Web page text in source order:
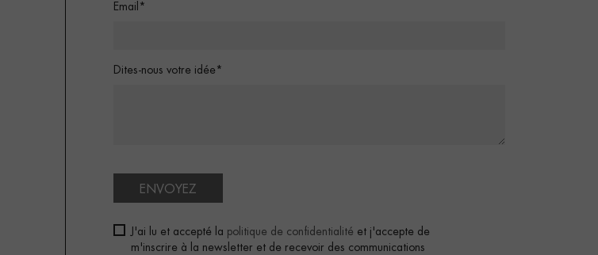
Email*
Dites-nous votre idée*
ENVOYEZ
J'ai lu et accepté la politique de confidentialité et j'accepte de
m'inscrire à la newsletter et de recevoir des communications